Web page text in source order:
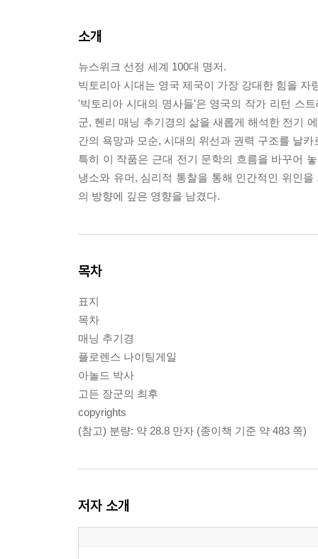
소개
뉴스위크 선정 세계 100대 명저.
빅토리아 시대는 영국 제국이 가장 강대한 힘을
'빅토리아 시대의 명사들'은 영국의 작가 리턴 스
군, 헨리 매닝 추기경의 삶을 새롭게 해석한 전기
간의 욕망과 모순, 시대의 위선과 권력 구조를 날
특히 이 작품은 근대 전기 문학의 흐름을 바꾸어
냉소와 유머, 심리적 통찰을 통해 인간적인 위인
의 방향에 깊은 영향을 남겼다.
목차
표지
목차
매닝 추기경
플로렌스 나이팅게일
아놀드 박사
고든 장군의 최후
copyrights
(참고) 분량: 약 28.8 만자 (종이책 기준 약 483 쪽)
저자 소개